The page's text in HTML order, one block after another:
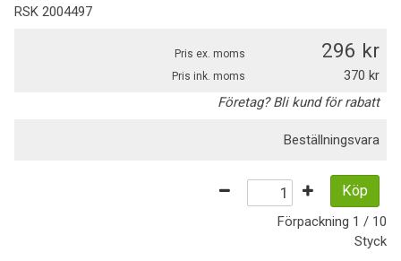
RSK 2004497
Pris ex. moms 296
Pris ink. moms
370
Företag? Bli kund för rabatt
Beställningsvara
Köp
Förpackning 1 / 10
Styck